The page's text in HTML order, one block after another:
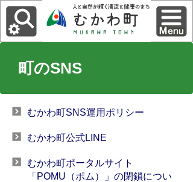
町のSNS
むかわ町SNS運用ポリシー
むかわ町公式LINE
むかわ町ポータルサイト
「POMU（ポム）」の閉鎖につい